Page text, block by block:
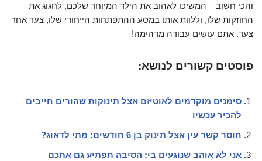
והכי חשוב – המשיכו לאהוב את הילד המיוחד שלכם, לחגוג את
החוזקות שלו, וללוות אותו במסע ההתפתחות הייחודי שלו, צעד אחר
צעד. אתם עושים עבודה מדהימה!
פוסטים קשורים לנושא:
סימנים מוקדמים לאוטיזם אצל תינוקות שהורים חייבים
להכיר עכשיו
חוסר קשר עין אצל תינוק בן 6 חודשים: מתי לדאוג?
אני לא אוהב שנוגעים בי: הסיבה תפתיע גם אתכם